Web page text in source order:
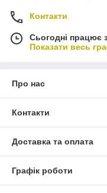
Контакти
Сьогодні працює
Показати весь
Про нас
Контакти
Доставка та оплата
Графік роботи